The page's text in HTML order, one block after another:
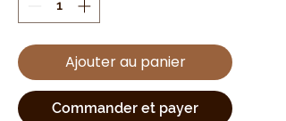
Ajouter au panier
Commander et payer